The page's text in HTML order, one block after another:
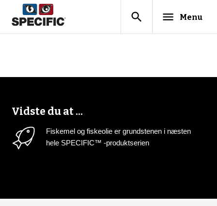
search menu Menu
Vidste du at ...
Fiskemel og fiskeolie er grundstenen i næsten
hele SPECIFIC™ -produktserien